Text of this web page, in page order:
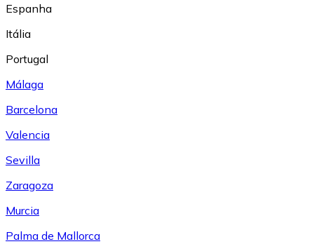
Espanha
Itália
Portugal
Málaga
Barcelona
Valencia
Sevilla
Zaragoza
Murcia
Palma de Mallorca